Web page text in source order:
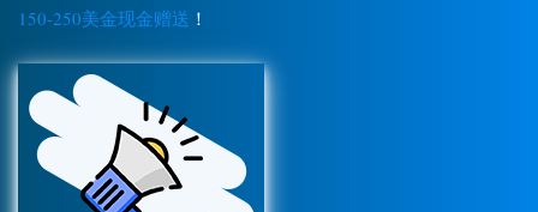
150-250美金现金赠送 ！